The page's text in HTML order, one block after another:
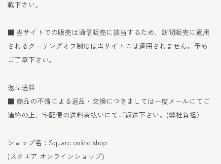
載下さい。
■ 当サイトでの販売は通信販売に該当するため、訪問販売に適用
されるクーリングオフ制度は当サイトには適用されません。予め
ご了承下さい。
返品送料
■ 商品の不備による返品・交換につきましては一度メールにてご
連絡の上、宅配便の送料着払いにてご返送下さい。(弊社負担）
ショップ名：Square online shop
(スクエア オンラインショップ)